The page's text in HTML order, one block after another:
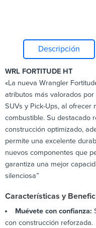
Descripción
WRL FORTITUDE HT
«La nueva Wrangler
atributos más valorados
SUVs y Pick-Ups, al
combustible. Su destacado
construcción optimizado,
permite una excelente
nuevos componentes que
garantiza una mejor
silenciosa”
Características y
Muévete con confianza:
con construcción reforzada.